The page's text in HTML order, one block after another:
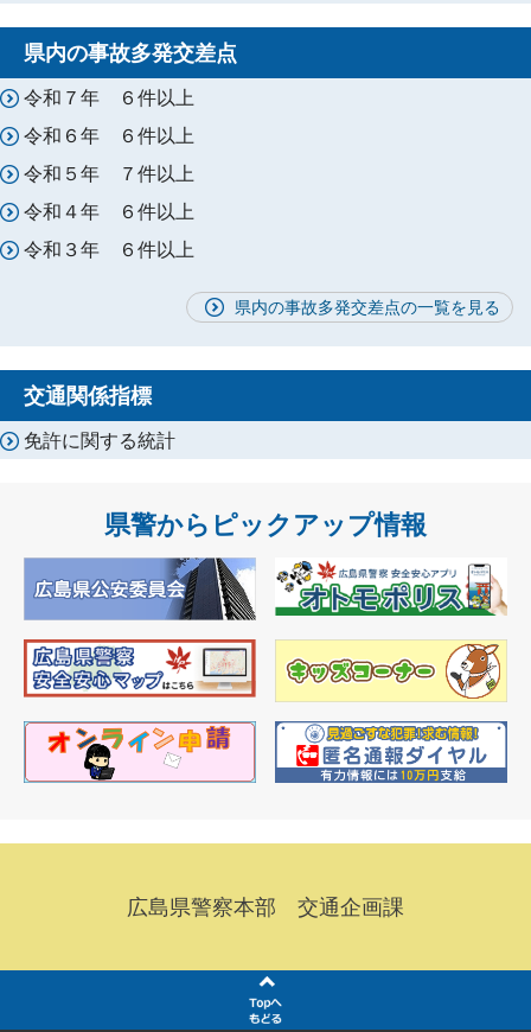
県内の事故多発交差点
令和７年 ６件以上
令和６年 ６件以上
令和５年 ７件以上
令和４年 ６件以上
令和３年 ６件以上
県内の事故多発交差点の一覧を見る
交通関係指標
免許に関する統計
県警からピックアップ情報
広島県警察本部 交通企画課